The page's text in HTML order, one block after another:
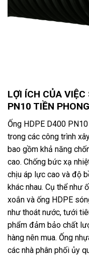
LỢI ÍCH CỦA
PN10 TIỀN PHONG
Ống HDPE D400
trong các công trình
bao gồm khả năng
cao. Chống bức xạ
chịu áp lực cao và độ
khác nhau. Cụ thể như
xoắn và ống HDPE
như thoát nước, tưới
phẩm đảm bảo chất
hàng nên mua. Ống
các nhà phân phối ủy